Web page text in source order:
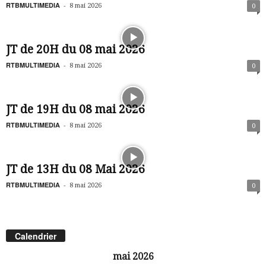
RTBMULTIMEDIA - 8 mai 2026 0
JT de 20H du 08 mai 2026
RTBMULTIMEDIA - 8 mai 2026 0
JT de 19H du 08 mai 2026
RTBMULTIMEDIA - 8 mai 2026 0
JT de 13H du 08 Mai 2026
RTBMULTIMEDIA - 8 mai 2026 0
Calendrier
mai 2026